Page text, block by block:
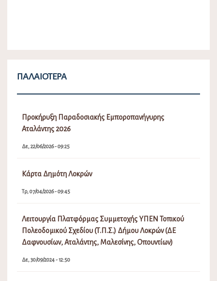
ΠΑΛΑΙΌΤΕΡΑ
Προκήρυξη Παραδοσιακής Εμποροπανήγυρης
Αταλάντης 2026
Δε, 22/06/2026 - 09:25
Κάρτα Δημότη Λοκρών
Τρ, 07/04/2026 - 09:45
Λειτουργία Πλατφόρμας Συμμετοχής ΥΠΕΝ Τοπικού
Πολεοδομικού Σχεδίου (Τ.Π.Σ.) Δήμου Λοκρών (ΔΕ
Δαφνουσίων, Αταλάντης, Μαλεσίνης, Οπουντίων)
Δε, 30/09/2024 - 12:50